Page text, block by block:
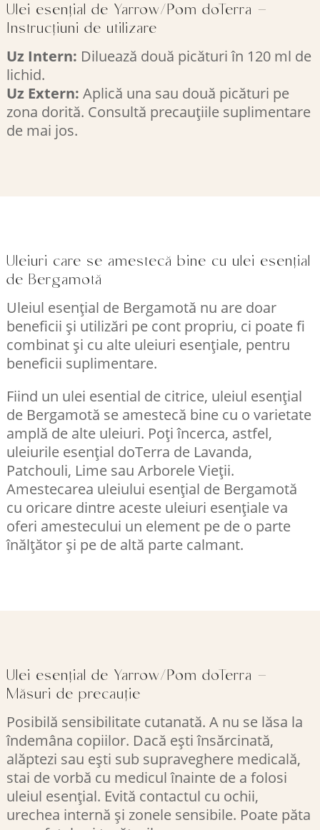
Ulei esențial de Yarrow/Pom doTerra –
Instrucțiuni de utilizare
Uz Intern: Diluează două picături în 120 ml de
lichid.
Uz Extern: Aplică una sau două picături pe
zona dorită. Consultă precauțiile suplimentare
de mai jos.
Uleiuri care se amestecă bine cu ulei esențial
de Bergamotă
Uleiul esențial de Bergamotă nu are doar
beneficii și utilizări pe cont propriu, ci poate fi
combinat și cu alte uleiuri esențiale, pentru
beneficii suplimentare.
Fiind un ulei esential de citrice, uleiul esențial
de Bergamotă se amestecă bine cu o varietate
amplă de alte uleiuri. Poți încerca, astfel,
uleiurile esențial doTerra de Lavanda,
Patchouli, Lime sau Arborele Vieții.
Amestecarea uleiului esențial de Bergamotă
cu oricare dintre aceste uleiuri esențiale va
oferi amestecului un element pe de o parte
înălțător și pe de altă parte calmant.
Ulei esențial de Yarrow/Pom doTerra –
Măsuri de precauție
Posibilă sensibilitate cutanată. A nu se lăsa la
îndemâna copiilor. Dacă ești însărcinată,
alăptezi sau ești sub supraveghere medicală,
stai de vorbă cu medicul înainte de a folosi
uleiul esențial. Evită contactul cu ochii,
urechea internă și zonele sensibile. Poate păta